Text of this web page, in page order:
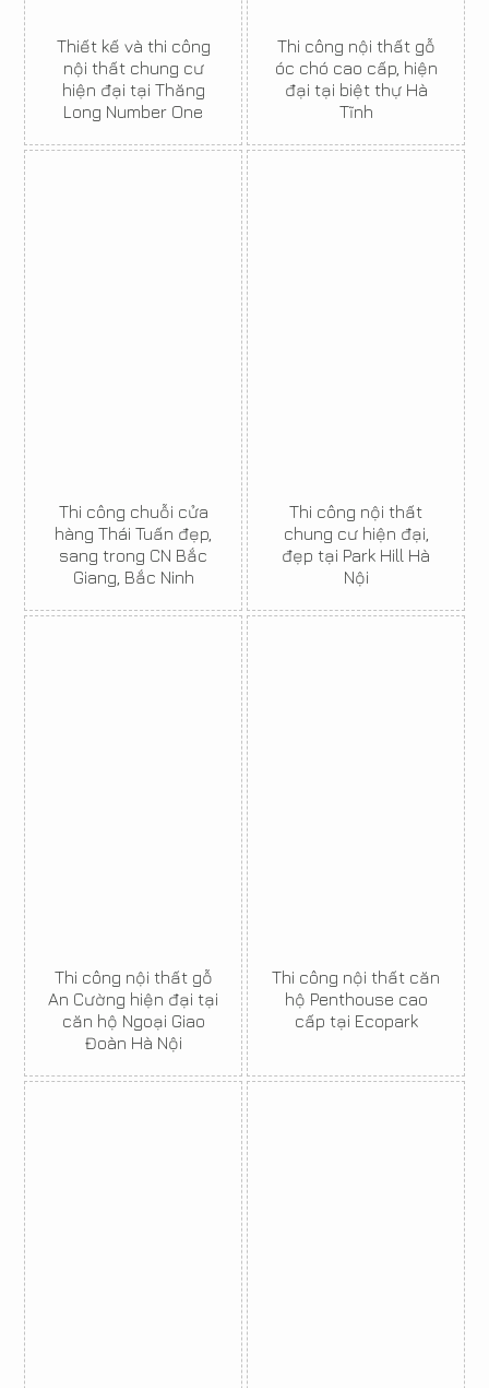
Thiết kế và thi công
nội thất chung cư
hiện đại tại Thăng
Long Number One
Thi công nội thất gỗ
óc chó cao cấp, hiện
đại tại biệt thự Hà
Tĩnh
Thi công chuỗi cửa
hàng Thái Tuấn đẹp,
sang trong CN Bắc
Giang, Bắc Ninh
Thi công nội thất
chung cư hiện đại,
đẹp tại Park Hill Hà
Nội
Thi công nội thất gỗ
An Cường hiện đại tại
căn hộ Ngoại Giao
Đoàn Hà Nội
Thi công nội thất căn
hộ Penthouse cao
cấp tại Ecopark